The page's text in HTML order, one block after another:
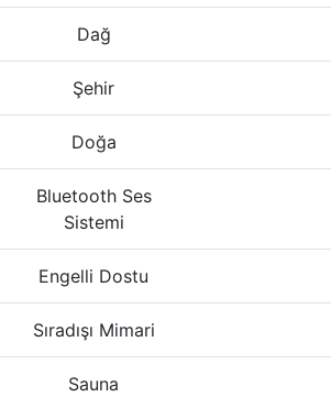
Dağ
Şehir
Doğa
Bluetooth Ses
Sistemi
Engelli Dostu
Sıradışı Mimari
Sauna